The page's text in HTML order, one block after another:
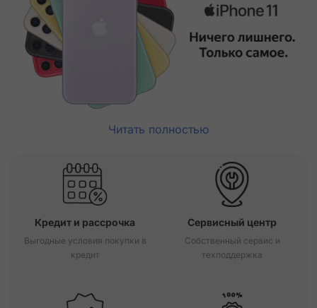
Читать полностью
Кредит и рассрочка
Выгодные условия покупки в
кредит
Сервисный центр
Собственный сервис и
техподдержка